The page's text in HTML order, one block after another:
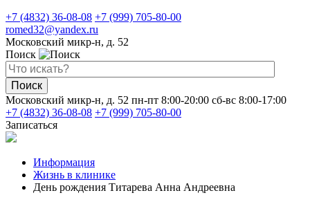
+7 (4832) 36-08-08 +7 (999) 705-80-00
romed32@yandex.ru
Московский микр-н, д. 52
Поиск
Поиск
Московский микр-н, д. 52 пн-пт 8:00-20:00 сб-вс 8:00-17:00
+7 (4832) 36-08-08 +7 (999) 705-80-00
Записаться
Информация
Жизнь в клинике
День рождения Титарева Анна Андреевна